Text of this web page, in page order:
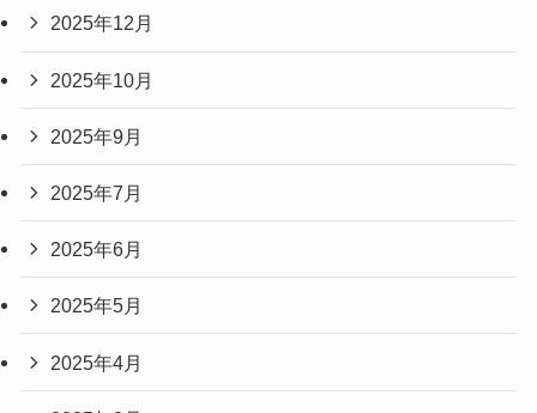
2025年12月
2025年10月
2025年9月
2025年7月
2025年6月
2025年5月
2025年4月